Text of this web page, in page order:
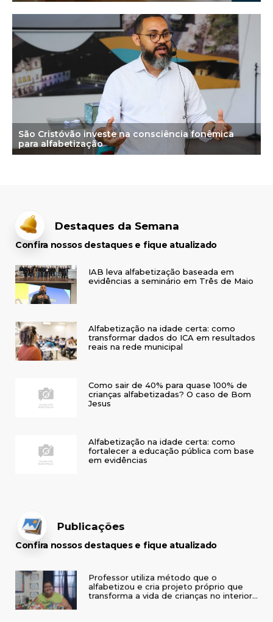
São Cristóvão investe na consciência fonêmica
para alfabetização
Destaques da Semana
Confira nossos destaques e fique atualizado
IAB leva alfabetização baseada em
evidências a seminário em Três de Maio
Alfabetização na idade certa: como
transformar dados do ICA em resultados
reais na rede municipal
Como sair de 40% para quase 100% de
crianças alfabetizadas? O caso de Bom
Jesus
Alfabetização na idade certa: como
fortalecer a educação pública com base
em evidências
Publicações
Confira nossos destaques e fique atualizado
Professor utiliza método que o
alfabetizou e cria projeto próprio que
transforma a vida de crianças no interior
do RS